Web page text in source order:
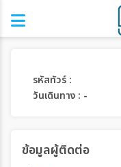
รหัสทัวร์ :
วันเดินทาง : -
ข้อมูลผู้ติดต่อ